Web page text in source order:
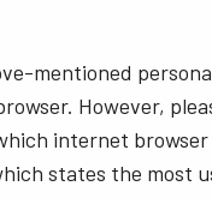
mentioned
However,
internet browser
states the most